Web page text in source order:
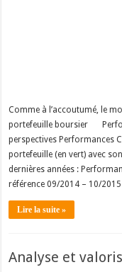
Comme à l’accoutumé, le
portefeuille boursier
perspectives Performances
portefeuille (en vert) avec
dernières années :
référence 09/2014 – 10/
Lire la suite »
Analyse et